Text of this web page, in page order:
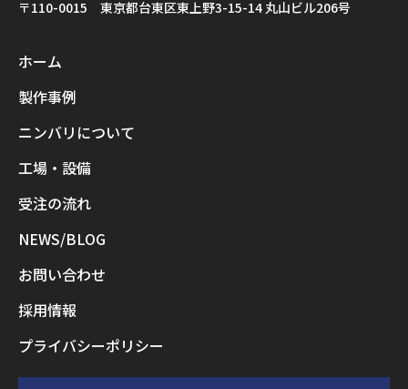
〒110-0015 東京都台東区東上野3-15-14 丸山ビル206号
ホーム
製作事例
ニンバリについて
工場・設備
受注の流れ
NEWS/BLOG
お問い合わせ
採用情報
プライバシーポリシー